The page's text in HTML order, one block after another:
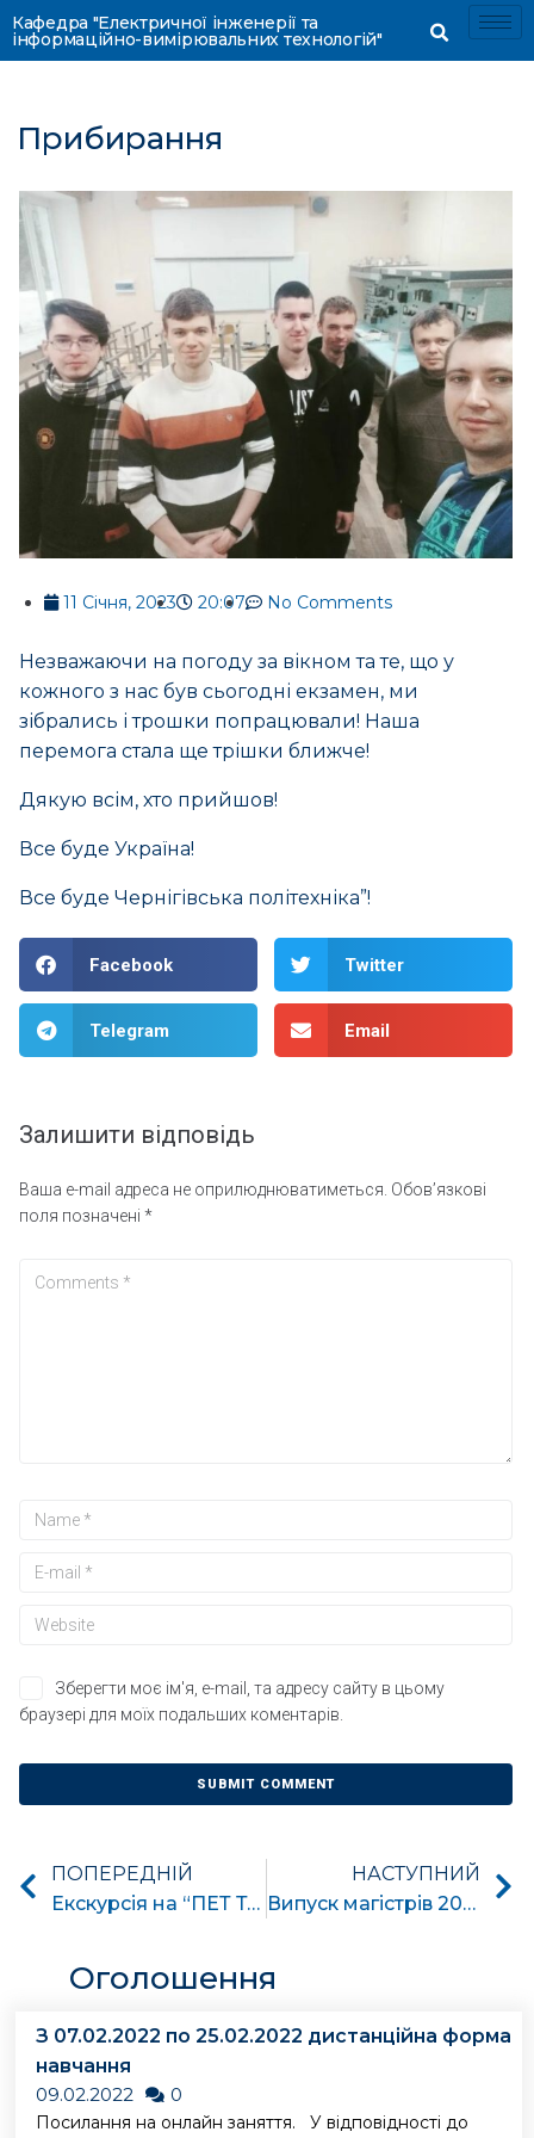
Кафедра "Електричної інженерії та
інформаційно-вимірювальних технологій"
Прибирання
11 Січня, 2023 20:07 No Comments
Незважаючи на погоду за вікном та те, що у
кожного з нас був сьогодні екзамен, ми
зібрались і трошки попрацювали! Наша
перемога стала ще трішки ближче!
Дякую всім, хто прийшов!
Все буде Україна!
Все буде Чернігівська політехніка”!
Facebook Twitter
Telegram Email
Залишити відповідь
Ваша e-mail адреса не оприлюднюватиметься. Обов’язкові
поля позначені *
Зберегти моє ім'я, e-mail, та адресу сайту в цьому
браузері для моїх подальших коментарів.
ПОПЕРЕДНІЙ
Екскурсія на “ПЕТ Технолоджиз”
НАСТУПНИЙ
Випуск магістрів 2023
Оголошення
З 07.02.2022 по 25.02.2022 дистанційна форма
навчання
09.02.2022
0
Посилання на онлайн заняття. У відповідності до